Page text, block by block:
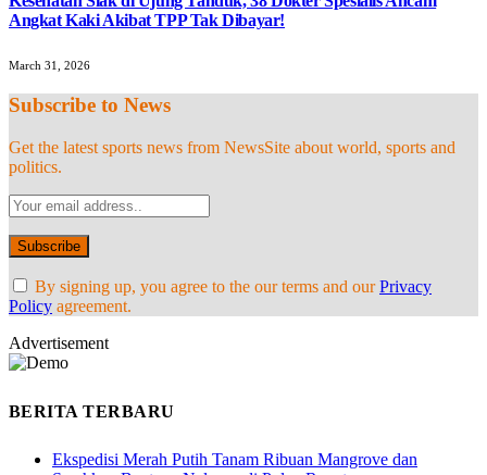
Angkat Kaki Akibat TPP Tak Dibayar!
March 31, 2026
Subscribe to News
Get the latest sports news from NewsSite about world, sports and
politics.
By signing up, you agree to the our terms and ourPrivacy
Policy agreement.
Advertisement
BERITA TERBARU
Ekspedisi Merah Putih Tanam Ribuan Mangrove dan